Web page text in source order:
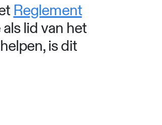
Reglement
lid van het
is dit